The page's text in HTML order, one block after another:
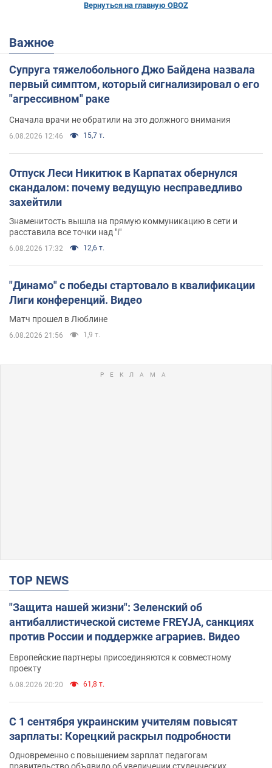
Вернуться на главную OBOZ
Важное
Супруга тяжелобольного Джо Байдена назвала
первый симптом, который сигнализировал о его
"агрессивном" раке
Сначала врачи не обратили на это должного внимания
6.08.2026 12:46 15,7 т.
Отпуск Леси Никитюк в Карпатах обернулся
скандалом: почему ведущую несправедливо
захейтили
Знаменитость вышла на прямую коммуникацию в сети и
расставила все точки над "i"
6.08.2026 17:32 12,6 т.
"Динамо" с победы стартовало в квалификации
Лиги конференций. Видео
Матч прошел в Люблине
6.08.2026 21:56 1,9 т.
TOP NEWS
"Защита нашей жизни": Зеленский об
антибаллистической системе FREYJA, санкциях
против России и поддержке аграриев. Видео
Европейские партнеры присоединяются к совместному
проекту
6.08.2026 20:20 61,8 т.
С 1 сентября украинским учителям повысят
зарплаты: Корецкий раскрыл подробности
Одновременно с повышением зарплат педагогам